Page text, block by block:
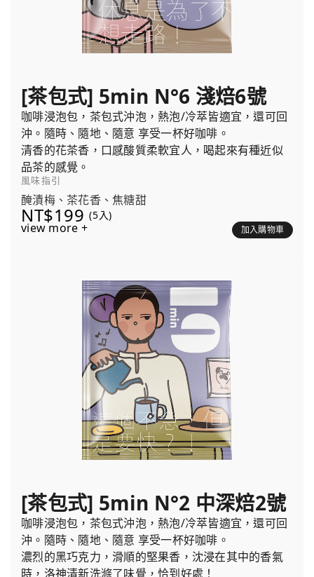
[茶包式] 5min N°6 淺焙6號
咖啡浸泡包，茶包式沖泡，熱泡/冷萃皆適宜，還可回
沖。隨時、隨地、隨意 享受一杯好咖啡。
清香的花茶香，口感酸質柔軟宜人，喝起來有種近似
品茶的感覺。
風味指引
醃漬梅、茶花香、焦糖甜
NT$199 (5入)
view more + 加入購物車
[茶包式] 5min N°2 中深焙2號
咖啡浸泡包，茶包式沖泡，熱泡/冷萃皆適宜，還可回
沖。隨時、隨地、隨意 享受一杯好咖啡。
濃烈的黑巧克力，滑順的堅果香，沈浸在其中的香氣
時，洛神清新洗滌了味覺，恰到好處！